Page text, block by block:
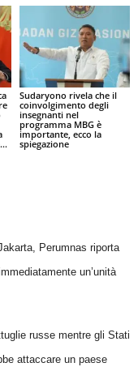
Sudaryono rivela che il
coinvolgimento degli
insegnanti nel
programma MBG è
importante, ecco la
spiegazione
Perumnas riporta
un’unità
russe mentre gli Stati
attaccare un paese